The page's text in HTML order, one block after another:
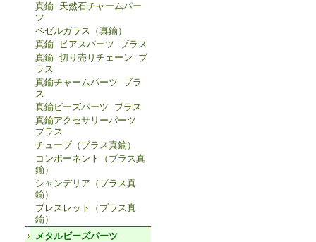
真鍮 天然石チャームパー
ツ
ベゼルガラス（真鍮）
真鍮 ピアスパーツ ブラス
真鍮 切り売りチェーン ブ
ラス
真鍮チャームパーツ ブラ
ス
真鍮ビーズパーツ ブラス
真鍮アクセサリーパーツ
ブラス
チューブ（ブラス真鍮）
コンポーネント（ブラス真
鍮）
シャンデリア（ブラス真
鍮）
ブレスレット（ブラス真
鍮）
メタルビーズパーツ